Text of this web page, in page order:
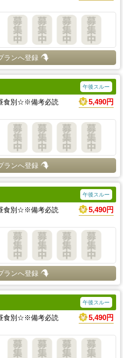
ランへ登録
午後スルー
食別☆※備考必読 5,490円
ランへ登録
午後スルー
食別☆※備考必読 5,490円
ランへ登録
午後スルー
食別☆※備考必読 5,490円